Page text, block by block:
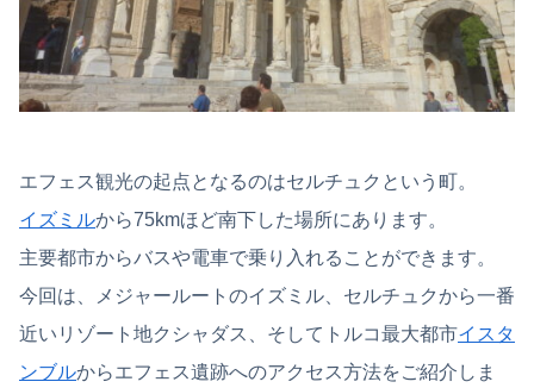
エフェス観光の起点となるのはセルチュクという町。
イズミルから75kmほど南下した場所にあります。
主要都市からバスや電車で乗り入れることができます。
今回は、メジャールートのイズミル、セルチュクから一番
近いリゾート地クシャダス、そしてトルコ最大都市イスタ
ンブルからエフェス遺跡へのアクセス方法をご紹介しま